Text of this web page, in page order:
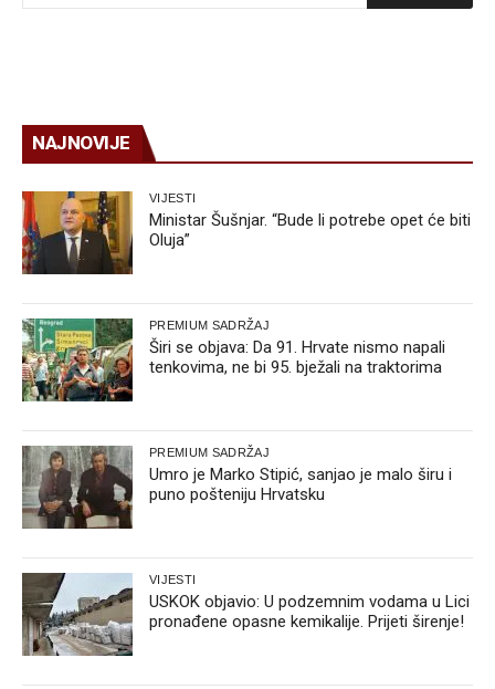
NAJNOVIJE
VIJESTI
Ministar Šušnjar. “Bude li potrebe opet će biti
Oluja”
PREMIUM SADRŽAJ
Širi se objava: Da 91. Hrvate nismo napali
tenkovima, ne bi 95. bježali na traktorima
PREMIUM SADRŽAJ
Umro je Marko Stipić, sanjao je malo širu i
puno pošteniju Hrvatsku
VIJESTI
USKOK objavio: U podzemnim vodama u Lici
pronađene opasne kemikalije. Prijeti širenje!